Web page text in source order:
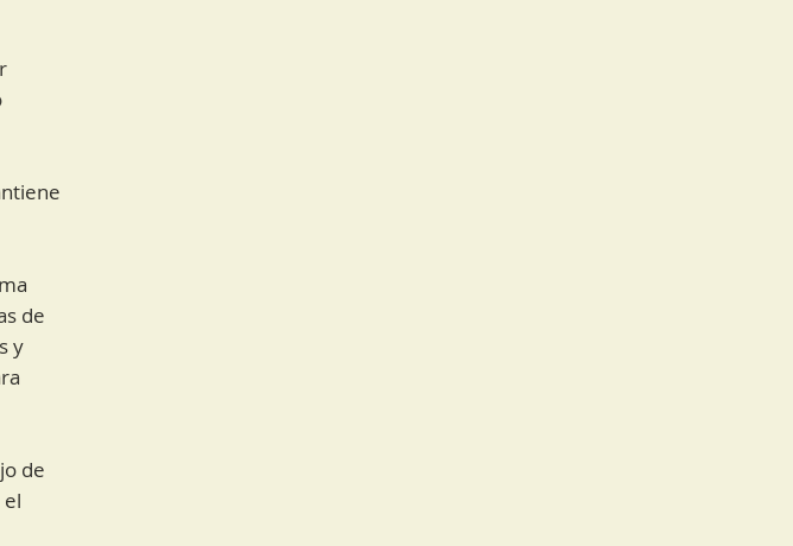
de
y
de